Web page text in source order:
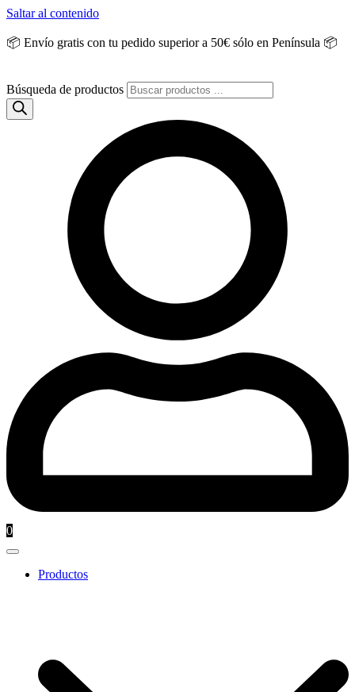
Saltar al contenido
📦 Envío gratis con tu pedido superior a 50€ sólo en Península 📦
Búsqueda de productos
0
Productos